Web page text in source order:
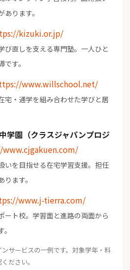
ります。
kizuki.or.jp/
び直しを支える専門塾。一人ひと
す。
www.willschool.net/
宅・通学を組み合わせた学びと居
学園（クラスジャパンプロジ
いを目指せる在宅学習支援。担任
ます。
www.j-tierra.com/
ート校。学習面と進路の両面から
サービスの一例です。対象学年・料
ださい。